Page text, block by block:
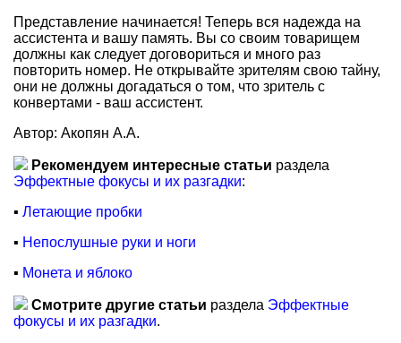
Представление начинается! Теперь вся надежда на
ассистента и вашу память. Вы со своим товарищем
должны как следует договориться и много раз
повторить номер. Не открывайте зрителям свою тайну,
они не должны догадаться о том, что зритель с
конвертами - ваш ассистент.
Автор: Акопян А.А.
Рекомендуем интересные статьи раздела
Эффектные фокусы и их разгадки:
▪ Летающие пробки
▪ Непослушные руки и ноги
▪ Монета и яблоко
Смотрите другие статьи раздела Эффектные
фокусы и их разгадки.